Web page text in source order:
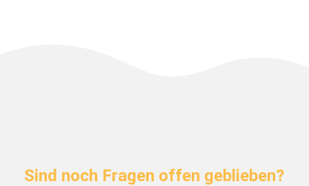
Sind noch Fragen offen geblieben?